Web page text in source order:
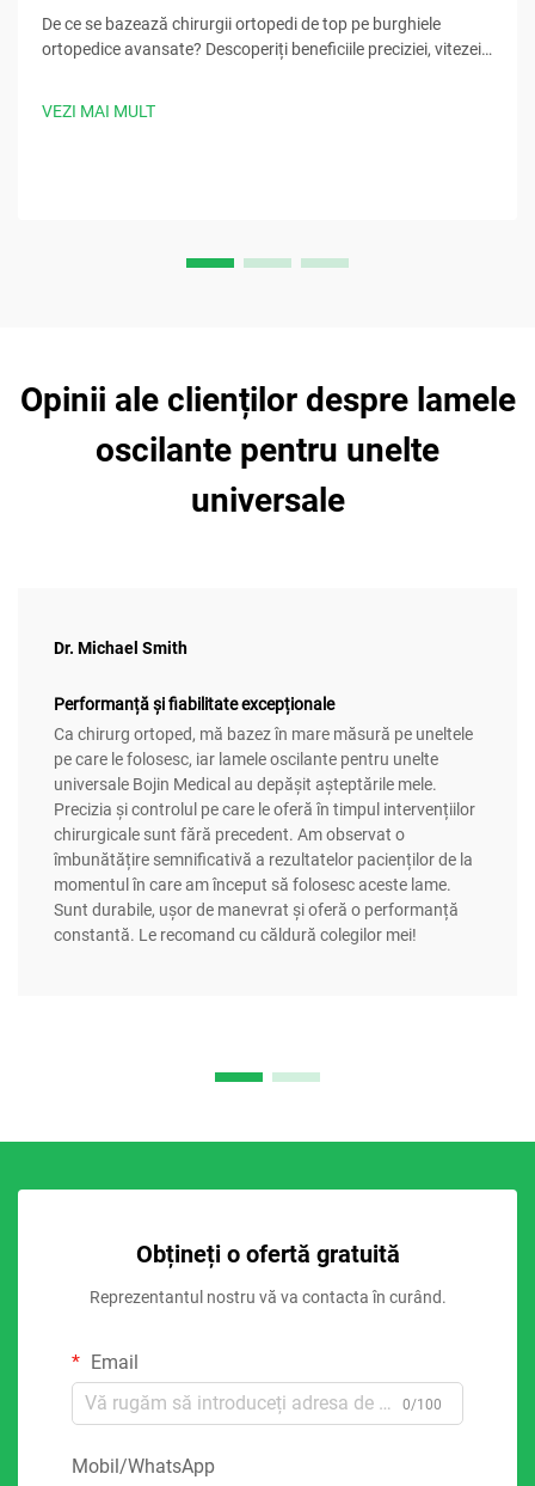
De ce se bazează chirurgii ortopedi de top pe burghiele
ortopedice avansate? Descoperiți beneficiile preciziei, vitezei,
VEZI MAI MULT
Opinii ale clienților despre lamele
oscilante pentru unelte
universale
Dr. Michael Smith
Performanță și fiabilitate excepționale
Ca chirurg ortoped, mă bazez în mare măsură pe uneltele
pe care le folosesc, iar lamele oscilante pentru unelte
universale Bojin Medical au depășit așteptările mele.
Precizia și controlul pe care le oferă în timpul intervențiilor
chirurgicale sunt fără precedent. Am observat o
îmbunătățire semnificativă a rezultatelor pacienților de la
momentul în care am început să folosesc aceste lame.
Sunt durabile, ușor de manevrat și oferă o performanță
constantă. Le recomand cu căldură colegilor mei!
Obțineți o ofertă gratuită
Reprezentantul nostru vă va contacta în curând.
Email
0/100
Mobil/WhatsApp